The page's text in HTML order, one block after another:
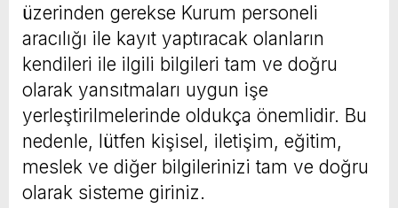
üzerinden gerekse Kurum personeli
aracılığı ile kayıt yaptıracak olanların
kendileri ile ilgili bilgileri tam ve doğru
olarak yansıtmaları uygun işe
yerleştirilmelerinde oldukça önemlidir. Bu
nedenle, lütfen kişisel, iletişim, eğitim,
meslek ve diğer bilgilerinizi tam ve doğru
olarak sisteme giriniz.